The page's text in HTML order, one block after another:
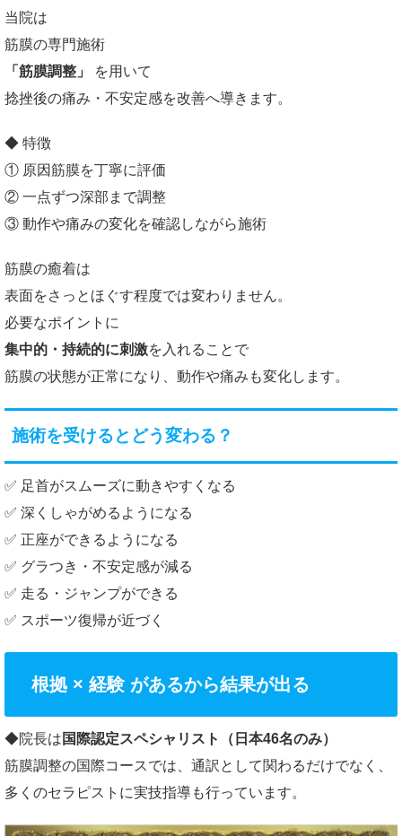
当院は
筋膜の専門施術
「筋膜調整」
を用いて
捻挫後の痛み・不安定感を改善へ導きます。
◆ 特徴
① 原因筋膜を丁寧に評価
② 一点ずつ深部まで調整
③ 動作や痛みの変化を確認しながら施術
筋膜の癒着は
表面をさっとほぐす程度では変わりません。
必要なポイントに
集中的・持続的に刺激を入れることで
筋膜の状態が正常になり、動作や痛みも変化します。
施術を受けるとどう変わる？
✅ 足首がスムーズに動きやすくなる
✅ 深くしゃがめるようになる
✅ 正座ができるようになる
✅ グラつき・不安定感が減る
✅ 走る・ジャンプができる
✅ スポーツ復帰が近づく
根拠 × 経験 があるから結果が出る
◆院長は 国際認定スペシャリスト（日本46名のみ）
筋膜調整の国際コースでは、通訳として関わるだけでなく、
多くのセラピストに実技指導も行っています。